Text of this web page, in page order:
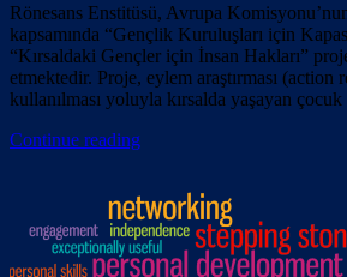
Rönesans Enstitüsü, Avrupa
kapsamında “Gençlik Kuruluşları için
“Kırsaldaki Gençler için İnsan Hakları”
etmektedir. Proje, eylem araştırması (action
kullanılması yoluyla kırsalda yaşayan
Continue reading